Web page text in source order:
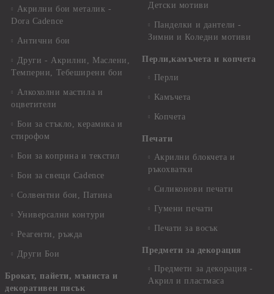
Акрилни бои металик -
Dora Cadence
Антични бои
Други - Акрилни, Маслени,
Темперни, Тебеширени бои
Алкохолни мастила и
оцветители
Бои за стъкло, керамика и
стирофом
Бои за коприна и текстил
Бои за свещи Cadence
Солвентни бои, Патина
Универсални контури
Реагенти, ръжда
Други Бои
Брокат, пайети, мъниста и
декоративен пясък
Детски мотиви
Панделки и дантели -
Зимни и Коледни мотиви
Перли,камъчета и копчета
Перли
Камъчета
Копчета
Печати
Акрилни блокчета и
ръкохватки
Силиконови печати
Гумени печати
Печати за восък
Предмети за декорация
Предмети за декорация -
Акрил и пластмаса